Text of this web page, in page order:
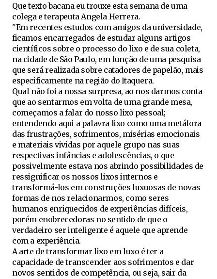
Que texto bacana eu trouxe esta semana de uma
colega e terapeuta Angela Herrera.
"Em recentes estudos com amigos da universidade,
ficamos encarregados de estudar alguns artigos
científicos sobre o processo do lixo e de sua coleta,
na cidade de São Paulo, em função de uma pesquisa
que será realizada sobre catadores de papelão, mais
especificamente na região do Itaquera.
Qual não foi a nossa surpresa, ao nos darmos conta
que ao sentarmos em volta de uma grande mesa,
começamos a falar do nosso lixo pessoal;
entendendo aqui a palavra lixo como uma metáfora
das frustrações, sofrimentos, misérias emocionais
e materiais vividas por aquele grupo nas suas
respectivas infâncias e adolescências, o que
possivelmente estava nos abrindo possibilidades de
ressignificar os nossos lixos internos e
transformá-los em construções luxuosas de novas
formas de nos relacionarmos, como seres
humanos enriquecidos de experiências difíceis,
porém enobrecedoras no sentido de que o
verdadeiro ser inteligente é aquele que aprende
com a experiência.
A arte de transformar lixo em luxo é ter a
capacidade de transcender aos sofrimentos e dar
novos sentidos de competência, ou seja, sair da